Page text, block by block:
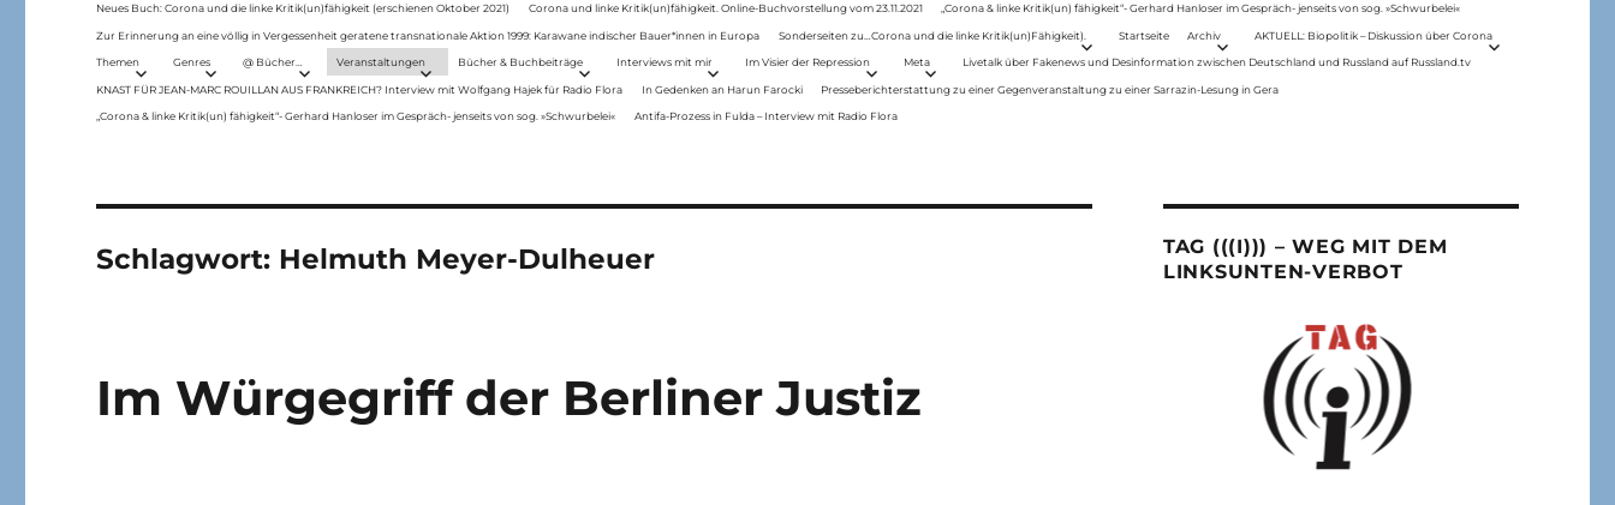
Neues Buch: Corona und die linke Kritik(un)fähigkeit (erschienen Oktober 2021) Corona und linke Kritik(un)fähigkeit. Online-Buchvorstellung vom 23.11.2021 „Corona & linke Kritik(un) fähigkeit“- Gerhard Hanloser im Gespräch- jenseits von sog. »Schwurbelei«
Zur Erinnerung an eine völlig in Vergessenheit geratene transnationale Aktion 1999: Karawane indischer Bauer*innen in Europa Sonderseiten zu…Corona und die linke Kritik(un)Fähigkeit). Startseite Archiv AKTUELL: Biopolitik – Diskussion über Corona
Themen Genres @ Bücher… Veranstaltungen Bücher & Buchbeiträge Interviews mit mir Im Visier der Repression Meta Livetalk über Fakenews und Desinformation zwischen Deutschland und Russland auf Russland.tv
KNAST FÜR JEAN-MARC ROUILLAN AUS FRANKREICH? Interview mit Wolfgang Hajek für Radio Flora In Gedenken an Harun Farocki Presseberichterstattung zu einer Gegenveranstaltung zu einer Sarrazin-Lesung in Gera
„Corona & linke Kritik(un) fähigkeit“- Gerhard Hanloser im Gespräch- jenseits von sog. »Schwurbelei« Antifa-Prozess in Fulda – Interview mit Radio Flora
Schlagwort: Helmuth Meyer-Dulheuer
Im Würgegriff der Berliner Justiz
TAG (((I))) – WEG MIT DEM
LINKSUNTEN-VERBOT